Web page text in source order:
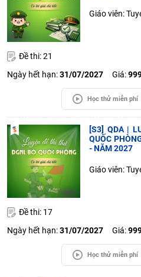
Giáo viên:
Đề thi: 21
Ngày hết hạn:31/07/2027 Giá:
Học thử miễn phí
[S3] QDA |
QUỐC
- NĂM 2027
Giáo viên:
Đề thi: 17
Ngày hết hạn:31/07/2027 Giá:
Học thử miễn phí